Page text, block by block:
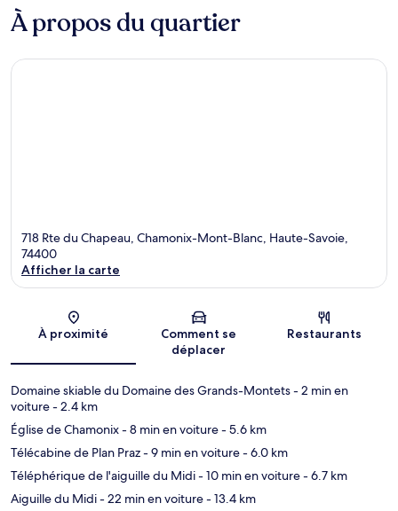
À propos du quartier
718 Rte du Chapeau, Chamonix-Mont-Blanc, Haute-Savoie,
74400
Afficher la carte
À proximité
Comment se
déplacer
Restaurants
Domaine skiable du Domaine des Grands-Montets- 2 min en
voiture- 2.4 km
Église de Chamonix- 8 min en voiture- 5.6 km
Télécabine de Plan Praz- 9 min en voiture- 6.0 km
Téléphérique de l'aiguille du Midi- 10 min en voiture- 6.7 km
Aiguille du Midi- 22 min en voiture- 13.4 km